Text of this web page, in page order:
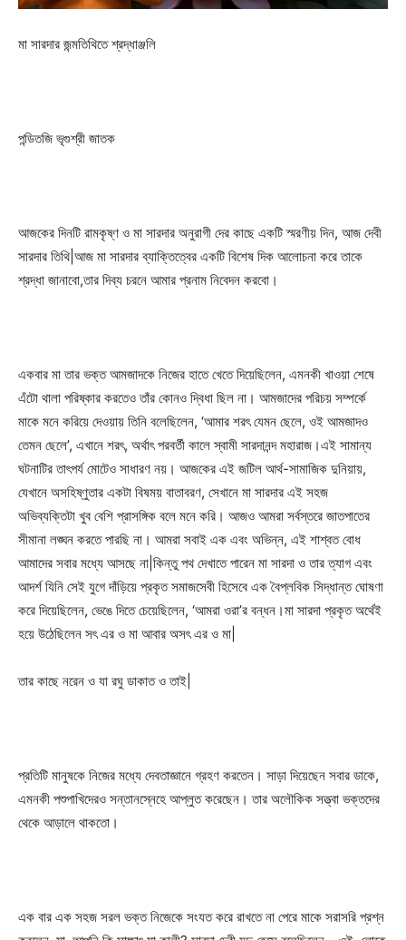
মা সারদার জন্মতিথিতে শ্রদ্ধাঞ্জলি
পন্ডিতজি ভৃগুশ্রী জাতক
আজকের দিনটি রামকৃষ্ণ ও মা সারদার অনুরাগী দের কাছে একটি স্মরণীয় দিন, আজ দেবী
সারদার তিথি|আজ মা সারদার ব্যাক্তিত্বের একটি বিশেষ দিক আলোচনা করে তাকে
শ্রদ্ধা জানাবো,তার দিব্য চরনে আমার প্রনাম নিবেদন করবো।
একবার মা তার ভক্ত আমজাদকে নিজের হাতে খেতে দিয়েছিলেন, এমনকী খাওয়া শেষে
এঁটো থালা পরিষ্কার করতেও তাঁর কোনও দ্বিধা ছিল না। আমজাদের পরিচয় সম্পর্কে
মাকে মনে করিয়ে দেওয়ায় তিনি বলেছিলেন, ‘আমার শরৎ যেমন ছেলে, ওই আমজাদও
তেমন ছেলে’, এখানে শরৎ, অর্থাৎ পরবর্তী কালে স্বামী সারদানন্দ মহারাজ।এই সামান্য
ঘটনাটির তাৎপর্য মোটেও সাধারণ নয়। আজকের এই জটিল আর্থ-সামাজিক দুনিয়ায়,
যেখানে অসহিষ্ণুতার একটা বিষময় বাতাবরণ, সেখানে মা সারদার এই সহজ
অভিব্যক্তিটা খুব বেশি প্রাসঙ্গিক বলে মনে করি। আজও আমরা সর্বস্তরে জাতপাতের
সীমানা লঙ্ঘন করতে পারছি না। আমরা সবাই এক এবং অভিন্ন, এই শাশ্বত বোধ
আমাদের সবার মধ্যে আসছে না|কিন্তু পথ দেখাতে পারেন মা সারদা ও তার ত্যাগ এবং
আদর্শ যিনি সেই যুগে দাঁড়িয়ে প্রকৃত সমাজসেবী হিসেবে এক বৈপ্লবিক সিদ্ধান্ত ঘোষণা
করে দিয়েছিলেন, ভেঙে দিতে চেয়েছিলেন, ‘আমরা ওরা’র বন্ধন।মা সারদা প্রকৃত অর্থেই
হয়ে উঠেছিলেন সৎ এর ও মা আবার অসৎ এর ও মা|
তার কাছে নরেন ও যা রঘু ডাকাত ও তাই|
প্রতিটি মানুষকে নিজের মধ্যে দেবতাজ্ঞানে গ্রহণ করতেন। সাড়া দিয়েছেন সবার ডাকে,
এমনকী পশুপাখিদেরও সন্তানস্নেহে আপ্লুত করেছেন। তার অলৌকিক সত্ত্বা ভক্তদের
থেকে আড়ালে থাকতো।
এক বার এক সহজ সরল ভক্ত নিজেকে সংযত করে রাখতে না পেরে মাকে সরাসরি প্রশ্ন